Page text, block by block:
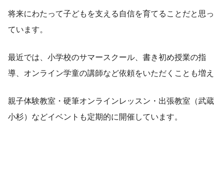
将来にわたって子どもを支える自信を育てることだと思っ
ています。
最近では、小学校のサマースクール、書き初め授業の指
導、オンライン学童の講師など依頼をいただくことも増え
親子体験教室・硬筆オンラインレッスン・出張教室（武蔵
小杉）などイベントも定期的に開催しています。